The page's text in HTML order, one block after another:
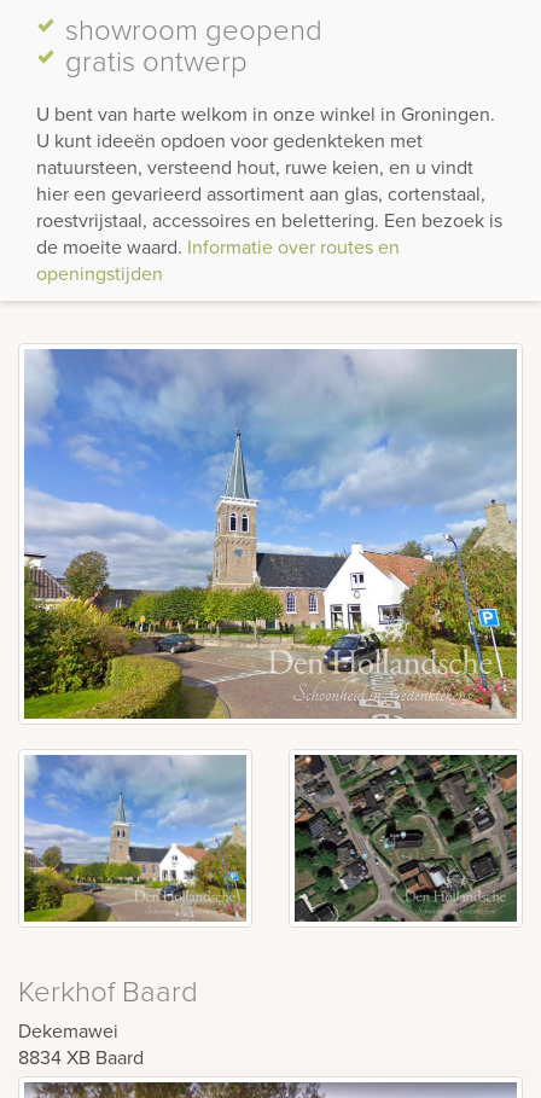
showroom geopend
gratis ontwerp
U bent van harte welkom in onze winkel in Groningen.
U kunt ideeën opdoen voor gedenkteken met
natuursteen, versteend hout, ruwe keien, en u vindt
hier een gevarieerd assortiment aan glas, cortenstaal,
roestvrijstaal, accessoires en belettering. Een bezoek is
de moeite waard. Informatie over routes en
openingstijden
Kerkhof Baard
Dekemawei
8834 XB Baard